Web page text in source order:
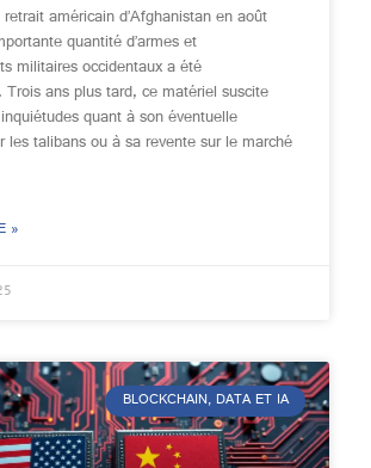
américain d’Afghanistan en août
quantité d’armes et
militaires occidentaux a été
ans plus tard, ce matériel suscite
quant à son éventuelle
les talibans ou à sa revente sur le marché
»
BLOCKCHAIN, DATA ET IA